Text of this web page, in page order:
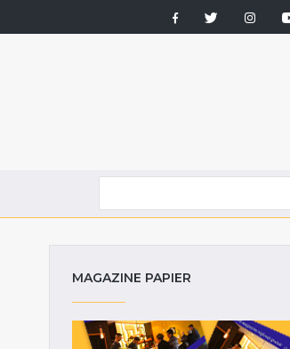
MAGAZINE PAPIER